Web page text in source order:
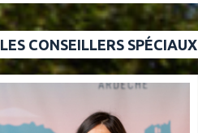
LES CONSEILLERS SPÉCIAUX